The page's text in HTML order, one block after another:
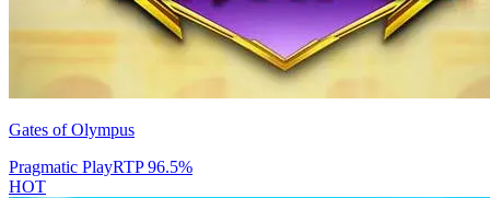
Gates of Olympus
Pragmatic PlayRTP96.5%
HOT